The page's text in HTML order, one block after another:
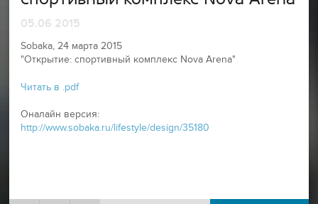
05.06 2015
Sobaka, 24 марта 2015
"Открытие: спортивный комплекс Nova Arena"
Читать в .pdf
Оналайн версия:
http://www.sobaka.ru/lifestyle/design/35180